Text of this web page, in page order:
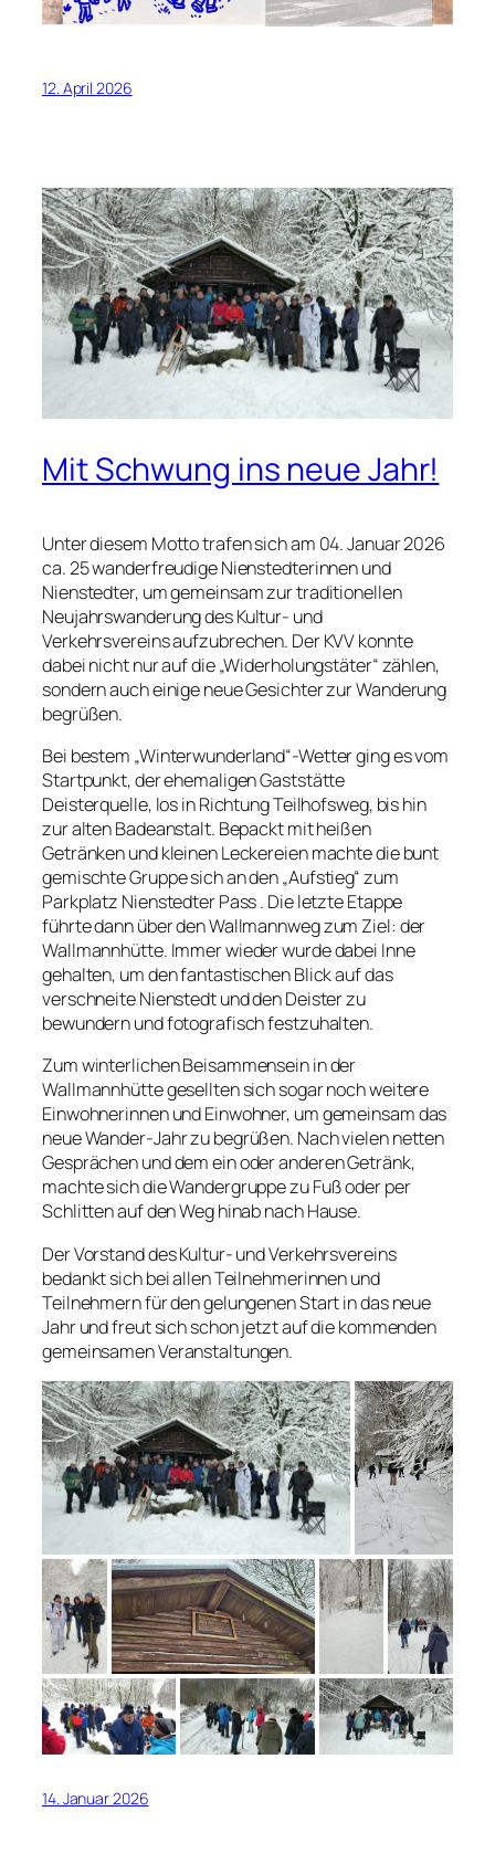
12. April 2026
Mit Schwung ins neue Jahr!
Unter diesem Motto trafen sich am 04. Januar 2026
ca. 25 wanderfreudige Nienstedterinnen und
Nienstedter, um gemeinsam zur traditionellen
Neujahrswanderung des Kultur- und
Verkehrsvereins aufzubrechen. Der KVV konnte
dabei nicht nur auf die „Widerholungstäter“ zählen,
sondern auch einige neue Gesichter zur Wanderung
begrüßen.
Bei bestem „Winterwunderland“-Wetter ging es vom
Startpunkt, der ehemaligen Gaststätte
Deisterquelle, los in Richtung Teilhofsweg, bis hin
zur alten Badeanstalt. Bepackt mit heißen
Getränken und kleinen Leckereien machte die bunt
gemischte Gruppe sich an den „Aufstieg“ zum
Parkplatz Nienstedter Pass . Die letzte Etappe
führte dann über den Wallmannweg zum Ziel: der
Wallmannhütte. Immer wieder wurde dabei Inne
gehalten, um den fantastischen Blick auf das
verschneite Nienstedt und den Deister zu
bewundern und fotografisch festzuhalten.
Zum winterlichen Beisammensein in der
Wallmannhütte gesellten sich sogar noch weitere
Einwohnerinnen und Einwohner, um gemeinsam das
neue Wander-Jahr zu begrüßen. Nach vielen netten
Gesprächen und dem ein oder anderen Getränk,
machte sich die Wandergruppe zu Fuß oder per
Schlitten auf den Weg hinab nach Hause.
Der Vorstand des Kultur- und Verkehrsvereins
bedankt sich bei allen Teilnehmerinnen und
Teilnehmern für den gelungenen Start in das neue
Jahr und freut sich schon jetzt auf die kommenden
gemeinsamen Veranstaltungen.
14. Januar 2026